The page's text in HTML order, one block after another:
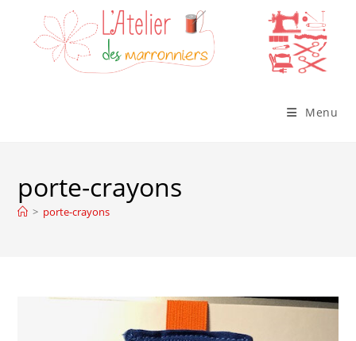
content
Menu
porte-crayons
> porte-crayons